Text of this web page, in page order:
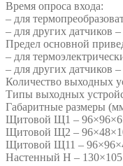
Время опроса входа:
– для
– для других датчиков
Предел основной
– для
– для других датчиков
Количество выходных
Типы выходных
Габаритные размеры
Щитовой Щ1 –
Щитовой Щ2 –
Щитовой Щ11 –
Настенный Н –